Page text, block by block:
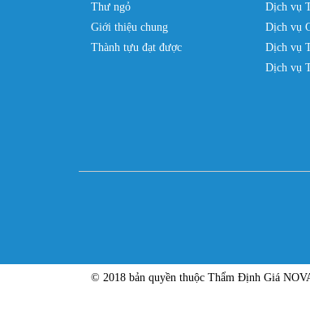
Thư ngỏ
Giới thiệu chung
Thành tựu đạt được
Dịch vụ
Dịch vụ
Dịch vụ
Dịch vụ
© 2018 bản quyền thuộc Thẩm Định Giá